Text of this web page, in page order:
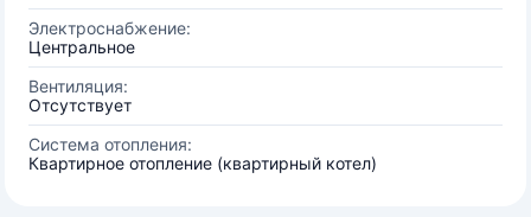
Электроснабжение:
Центральное
Вентиляция:
Отсутствует
Система отопления:
Квартирное отопление (квартирный котел)